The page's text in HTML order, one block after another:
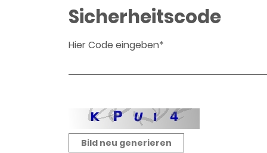
Sicherheitscode
Hier Code eingeben*